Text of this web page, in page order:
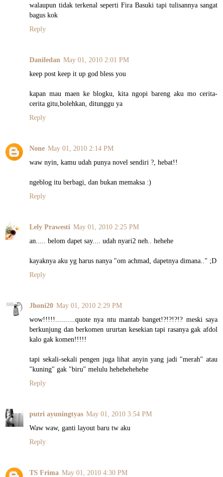
walaupun tidak terkenal seperti Fira Basuki tapi tulisannya sangat
bagus kok
Reply
Daniledan May 01, 2010 2:01 PM
keep post keep it up god bless you
kapan mau maen ke blogku, kita ngopi bareng aku mo cerita-
cerita gitu,bolehkan, ditunggu ya
Reply
None May 01, 2010 2:14 PM
waw nyin, kamu udah punya novel sendiri ?, hebat!!
ngeblog itu berbagi, dan bukan memaksa :)
Reply
Lely Prawesti May 01, 2010 2:25 PM
an..... belom dapet say.... udah nyari2 neh.. hehehe
kayaknya aku yg harus nanya "om achmad, dapetnya dimana.." ;D
Reply
Jhoni20 May 01, 2010 2:29 PM
wow!!!!!..........quote nya ntu mantab banget!?!?!?!? meski saya
berkunjung dan berkomen ururtan kesekian tapi rasanya gak afdol
kalo gak komen!!!!!
tapi sekali-sekali pengen juga lihat anyin yang jadi "merah" atau
"kuning" gak "biru" melulu hehehehehehe
Reply
putri ayuningtyas May 01, 2010 3:54 PM
Waw waw, ganti layout baru tw aku
Reply
TS Frima May 01, 2010 4:30 PM